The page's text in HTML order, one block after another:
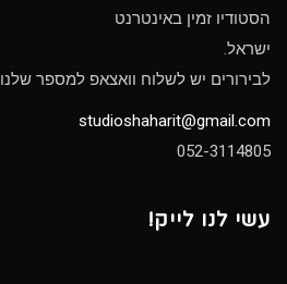
הסטודיו זמין באינטרנט
ישראל.
לבירורים יש לשלוח וואצאפ למספר שלנו
studioshaharit@gmail.com
052-3114805
עשי לנו לייק!